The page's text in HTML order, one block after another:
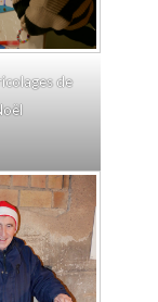
de